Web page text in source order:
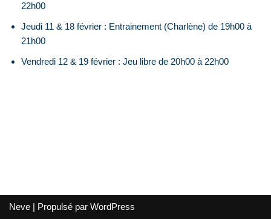
22h00
Jeudi 11 & 18 février : Entrainement (Charlène) de 19h00 à
21h00
Vendredi 12 & 19 février : Jeu libre de 20h00 à 22h00
Neve | Propulsé par WordPress